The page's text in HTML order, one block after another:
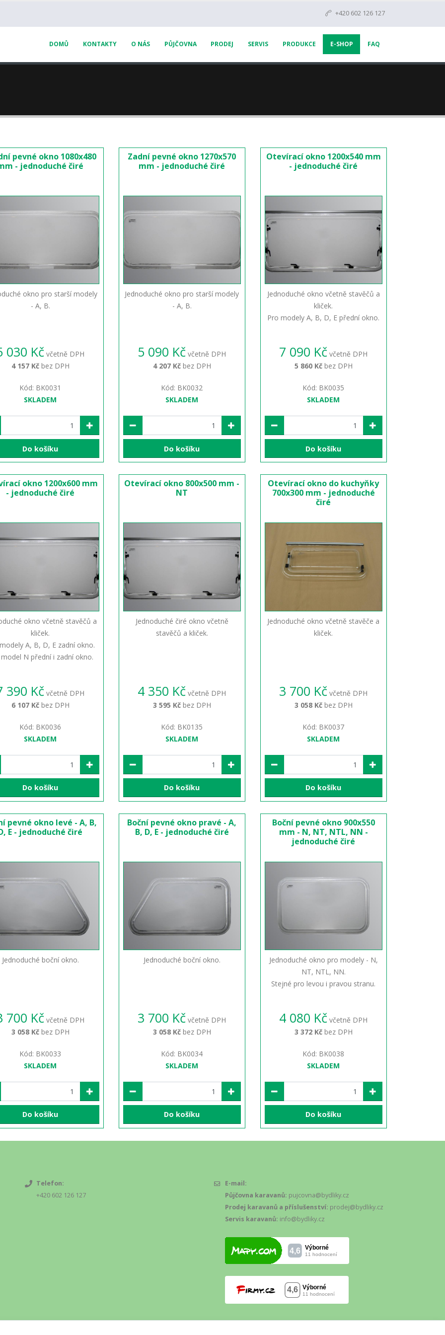
+420 602 126 127
DOMŮ KONTAKTY O NÁS PŮJČOVNA PRODEJ SERVIS PRODUKCE E-SHOP FAQ
pevné okno 1080x480
- jednoduché čiré
okno pro starší modely
- A, B.
030 Kč včetně DPH
4 157 Kčbez DPH
Kód: BK0031
SKLADEM
Do košíku
Zadní pevné okno 1270x570
mm - jednoduché čiré
Jednoduché okno pro starší modely
- A, B.
5 090 Kč včetně DPH
4 207 Kčbez DPH
Kód: BK0032
SKLADEM
Do košíku
Otevírací okno 1200x540 mm
- jednoduché čiré
Jednoduché okno včetně stavěčů a
kliček.
Pro modely A, B, D, E přední okno.
7 090 Kč včetně DPH
5 860 Kčbez DPH
Kód: BK0035
SKLADEM
Do košíku
okno 1200x600 mm
- jednoduché čiré
okno včetně stavěčů a
kliček.
A, B, D, E zadní okno.
N přední i zadní okno.
390 Kč včetně DPH
6 107 Kčbez DPH
Kód: BK0036
SKLADEM
Do košíku
Otevírací okno 800x500 mm -
NT
Jednoduché čiré okno včetně
stavěčů a kliček.
4 350 Kč včetně DPH
3 595 Kčbez DPH
Kód: BK0135
SKLADEM
Do košíku
Otevírací okno do kuchyňky
700x300 mm - jednoduché
čiré
Jednoduché okno včetně stavěče a
kliček.
3 700 Kč včetně DPH
3 058 Kčbez DPH
Kód: BK0037
SKLADEM
Do košíku
pevné okno levé - A, B,
E - jednoduché čiré
Jednoduché boční okno.
700 Kč včetně DPH
3 058 Kčbez DPH
Kód: BK0033
SKLADEM
Do košíku
Boční pevné okno pravé - A,
B, D, E - jednoduché čiré
Jednoduché boční okno.
3 700 Kč včetně DPH
3 058 Kčbez DPH
Kód: BK0034
SKLADEM
Do košíku
Boční pevné okno 900x550
mm - N, NT, NTL, NN -
jednoduché čiré
Jednoduché okno pro modely - N,
NT, NTL, NN.
Stejné pro levou i pravou stranu.
4 080 Kč včetně DPH
3 372 Kčbez DPH
Kód: BK0038
SKLADEM
Do košíku
Telefon:
+420 602 126 127
E-mail:
Půjčovna karavanů: pujcovna@bydliky.cz
Prodej karavanů a příslušenství: prodej@bydliky.cz
Servis karavanů: info@bydliky.cz